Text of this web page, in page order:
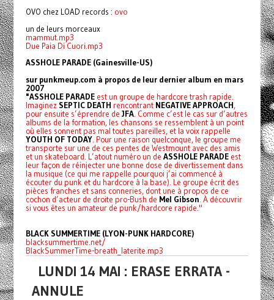
OVO chez LOAD records : ovo
un de leurs morceaux
mammut.mp3
Due Paia Di Cuori.mp3
ASSHOLE PARADE (Gainesville-US)
sur punkmeup.com à propos de leur dernier album en mars
2007
"ASSHOLE PARADEest un groupe de hardcore trash rapide.
Imaginez SEPTIC DEATH rencontrant NEGATIVE APPROACH,
pour ensuite s’éprendre de JFA. Comme c’est le cas sur d’autres
albums de la formation, les chansons se ressemblent à un point
où elles sonnent pas mal toutes pareilles, et la voix rappelle
YOUTH OF TODAY. Pour une raison quelconque, le groupe me
transporte sur une de ces pentes de Westmount avec des amis
et un skateboard. L’atout numéro un de ASSHOLE PARADEest
leur façon de réinjecter une bonne dose de divertissement dans
la musique (ce qui me rappelle pourquoi j’ai commencé à
écouter du punk et du hardcore à la base). Le groupe écrit des
pièces franches et sans conneries, dont une à propos de ce
cochon d’acteur de droite pro-Bush de Mel Gibson. À découvrir
si vous êtes un amateur de punk/hardcore rapide."
BLACK SUMMERTIME (LYON-PUNK HARDCORE)
blacksummertime.net/
BlackSummerTime-breath_laterite.mp3
LUNDI 14 MAI : ERASE ERRATA -
ANNULE